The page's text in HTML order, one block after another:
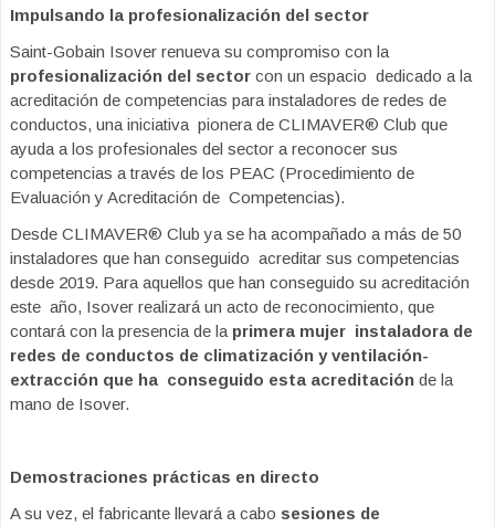
Impulsando la profesionalización del sector
Saint-Gobain Isover renueva su compromiso con la
profesionalización del sector con un espacio dedicado a la
acreditación de competencias para instaladores de redes de
conductos, una iniciativa pionera de CLIMAVER® Club que
ayuda a los profesionales del sector a reconocer sus
competencias a través de los PEAC (Procedimiento de
Evaluación y Acreditación de Competencias).
Desde CLIMAVER® Club ya se ha acompañado a más de 50
instaladores que han conseguido acreditar sus competencias
desde 2019. Para aquellos que han conseguido su acreditación
este año, Isover realizará un acto de reconocimiento, que
contará con la presencia de la primera mujer instaladora de
redes de conductos de climatización y ventilación-
extracción que ha conseguido esta acreditación de la
mano de Isover.
Demostraciones prácticas en directo
A su vez, el fabricante llevará a cabo sesiones de